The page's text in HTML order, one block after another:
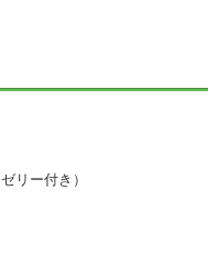
リー付き）